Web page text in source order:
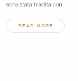
sono stata tradita con
READ MORE